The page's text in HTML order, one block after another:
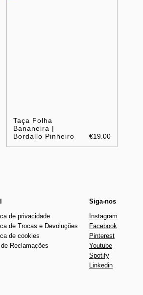
Taça Folha
Bananeira |
Bordallo Pinheiro
€19.00
de privacidade
de Trocas e Devoluções
de cookies
Reclamações
Siga-nos
Instagram
Facebook
Pinterest
Youtube
Spotify
Linkedin